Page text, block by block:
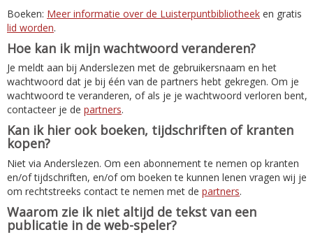
Boeken: Meer informatie over de Luisterpuntbibliotheek en gratis
lid worden.
Hoe kan ik mijn wachtwoord veranderen?
Je meldt aan bij Anderslezen met de gebruikersnaam en het
wachtwoord dat je bij één van de partners hebt gekregen. Om je
wachtwoord te veranderen, of als je je wachtwoord verloren bent,
contacteer je de partners.
Kan ik hier ook boeken, tijdschriften of kranten
kopen?
Niet via Anderslezen. Om een abonnement te nemen op kranten
en/of tijdschriften, en/of om boeken te kunnen lenen vragen wij je
om rechtstreeks contact te nemen met de partners.
Waarom zie ik niet altijd de tekst van een
publicatie in de web-speler?